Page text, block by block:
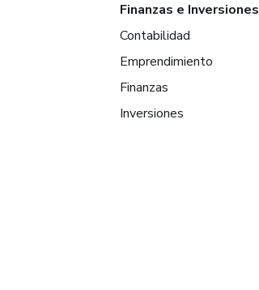
Finanzas e Inversiones
Contabilidad
Emprendimiento
Finanzas
Inversiones